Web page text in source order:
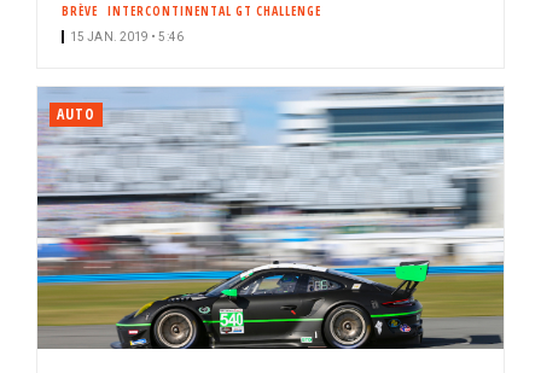
BRÈVE INTERCONTINENTAL GT CHALLENGE
15 JAN. 2019 • 5:46
AUTO